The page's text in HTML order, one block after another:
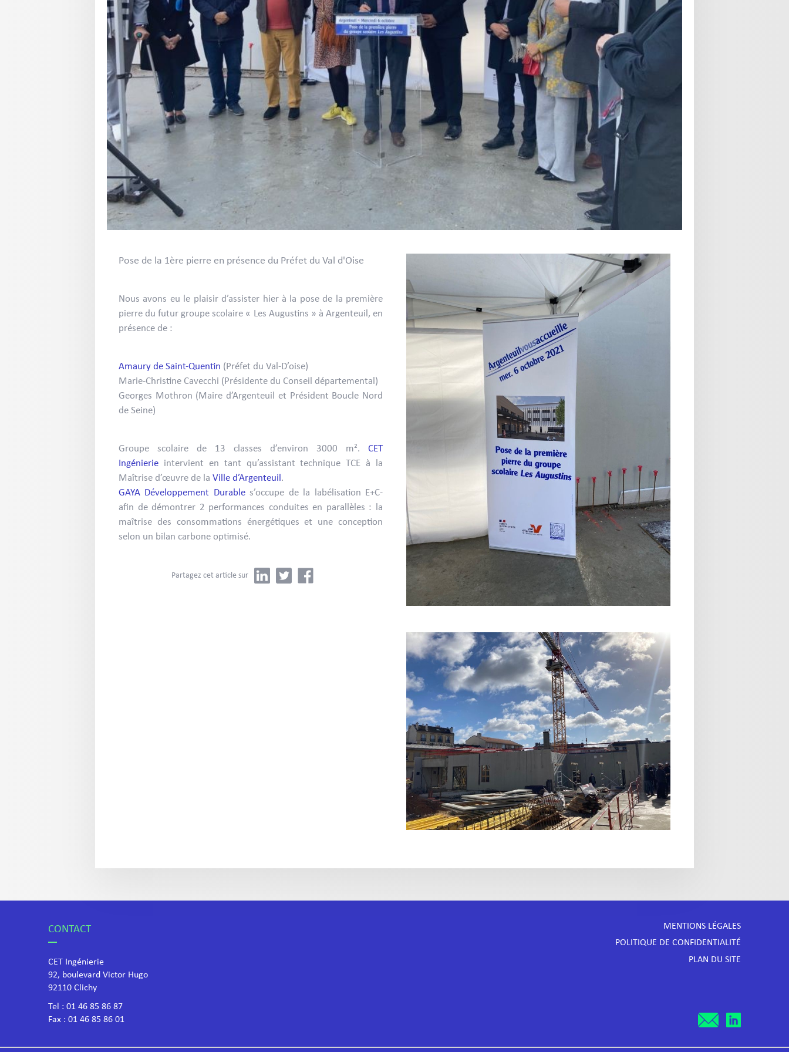
Pose de la 1ère pierre en présence du Préfet du Val d'Oise
Nous avons eu le plaisir d’assister hier à la pose de la première
pierre du futur groupe scolaire « Les Augustins » à Argenteuil, en
présence de :
Amaury de Saint-Quentin (Préfet du Val-D’oise)
Marie-Christine Cavecchi (Présidente du Conseil départemental)
Georges Mothron (Maire d’Argenteuil et Président Boucle Nord
de Seine)
Groupe scolaire de 13 classes d’environ 3000 m². CET
Ingénierie intervient en tant qu’assistant technique TCE à la
Maîtrise d’œuvre de la Ville d’Argenteuil .
GAYA Développement Durables’occupe de la labélisation E+C-
afin de démontrer 2 performances conduites en parallèles : la
maîtrise des consommations énergétiques et une conception
selon un bilan carbone optimisé.
Partagez cet article sur
CONTACT
CET Ingénierie
92, boulevard Victor Hugo
​92110 Clichy
Tel : 01 46 85 86 87
Fax : 01 46 85 86 01
MENTIONS LÉGALES
POLITIQUE DE CONFIDENTIALITÉ
PLAN DU SITE